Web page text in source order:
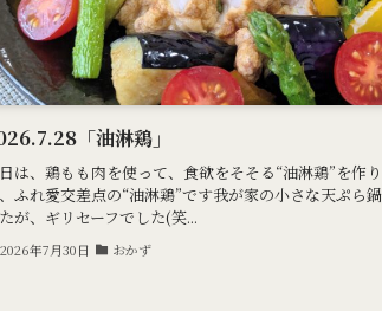
「油淋鶏」
は、鶏もも肉を使って、食欲をそそる“油淋鶏”を作
ふれ愛交差点の“油淋鶏”です我が家の小さな天ぷら
が、ギリセーフでした(笑...
2026年7月30日 おかず